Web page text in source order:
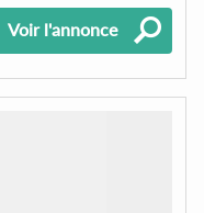
Voir l'annonce